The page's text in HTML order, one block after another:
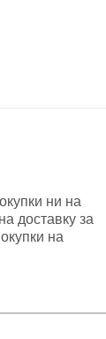
ни на
доставку за
на
магазина
решена.
после